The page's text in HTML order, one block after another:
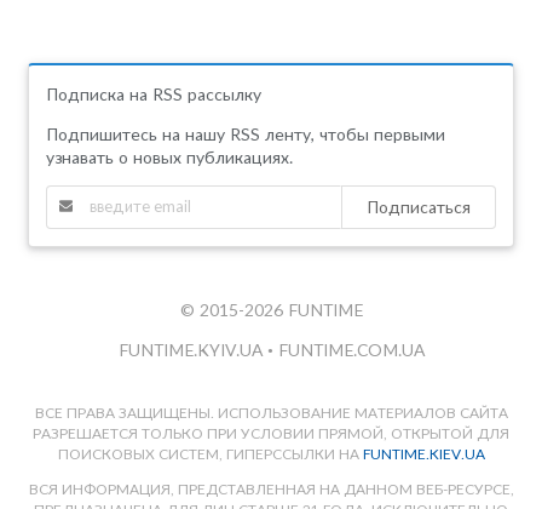
Подписка на RSS рассылку
Подпишитесь на нашу RSS ленту, чтобы первыми
узнавать о новых публикациях.
Подписаться
© 2015-2026 FUNTIME
FUNTIME.KYIV.UA • FUNTIME.COM.UA
ВСЕ ПРАВА ЗАЩИЩЕНЫ. ИСПОЛЬЗОВАНИЕ МАТЕРИАЛОВ САЙТА
РАЗРЕШАЕТСЯ ТОЛЬКО ПРИ УСЛОВИИ ПРЯМОЙ, ОТКРЫТОЙ ДЛЯ
ПОИСКОВЫХ СИСТЕМ, ГИПЕРССЫЛКИ НА FUNTIME.KIEV.UA
ВСЯ ИНФОРМАЦИЯ, ПРЕДСТАВЛЕННАЯ НА ДАННОМ ВЕБ-РЕСУРСЕ,